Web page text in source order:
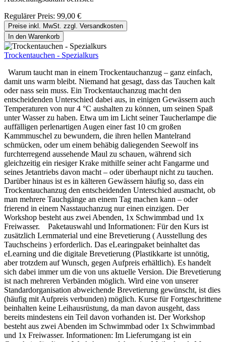
Regulärer Preis: 99,00 €
Preise inkl. MwSt. zzgl. Versandkosten
In den Warenkorb
Trockentauchen - Spezialkurs
Warum taucht man in einem Trockentauchanzug – ganz einfach,
damit uns warm bleibt. Niemand hat gesagt, dass das Tauchen kalt
oder nass sein muss. Ein Trockentauchanzug macht den
entscheidenden Unterschied dabei aus, in einigen Gewässern auch
Temperaturen von nur 4 °C aushalten zu können, um seinen Spaß
unter Wasser zu haben. Etwa um im Licht seiner Taucherlampe die
auffälligen perlenartigen Augen einer fast 10 cm großen
Kammmuschel zu bewundern, die ihren hellen Mantelrand
schmücken, oder um einem behäbig daliegenden Seewolf ins
furchterregend aussehende Maul zu schauen, während sich
gleichzeitig ein riesiger Krake mithilfe seiner acht Fangarme und
seines Jetantriebs davon macht – oder überhaupt nicht zu tauchen.
Darüber hinaus ist es in kälteren Gewässern häufig so, dass ein
Trockentauchanzug den entscheidenden Unterschied ausmacht, ob
man mehrere Tauchgänge an einem Tag machen kann – oder
frierend in einem Nasstauchanzug nur einen einzigen. Der
Workshop besteht aus zwei Abenden, 1x Schwimmbad und 1x
Freiwasser. Paketauswahl und Informationen: Für den Kurs ist
zusätzlich Lernmaterial und eine Brevetierung ( Ausstellung des
Tauchscheins ) erforderlich. Das eLearingpaket beinhaltet das
eLearning und die digitale Brevetierung (Plastikkarte ist unnötig,
aber trotzdem auf Wunsch, gegen Aufpreis erhältlich). Es handelt
sich dabei immer um die von uns aktuelle Version. Die Brevetierung
ist nach mehreren Verbänden möglich. Wird eine von unserer
Standardorganisation abweichende Brevetierung gewünscht, ist dies
(häufig mit Aufpreis verbunden) möglich. Kurse für Fortgeschrittene
beinhalten keine Leihausrüstung, da man davon ausgeht, dass
bereits mindestens ein Teil davon vorhanden ist. Der Workshop
besteht aus zwei Abenden im Schwimmbad oder 1x Schwimmbad
und 1x Freiwasser. Informationen: Im Lieferumgang ist ein